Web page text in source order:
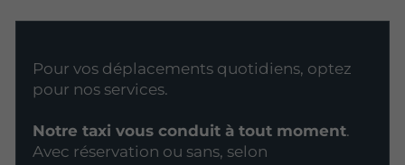
Pour vos déplacements quotidiens, optez
pour nos services.
Notre taxi vous conduit à tout moment.
Avec réservation ou sans, selon